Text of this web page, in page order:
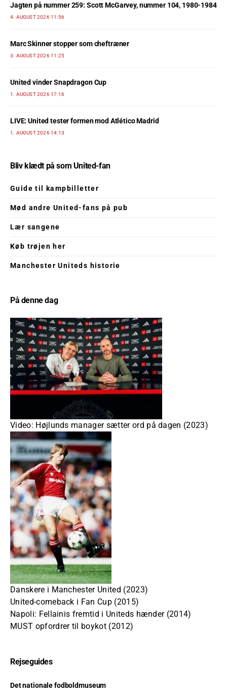
Jagten på nummer 259: Scott McGarvey, nummer 104, 1980-1984
4. AUGUST 2026 11:56
Marc Skinner stopper som cheftræner
3. AUGUST 2026 11:25
United vinder Snapdragon Cup
1. AUGUST 2026 17:16
LIVE: United tester formen mod Atlético Madrid
1. AUGUST 2026 14:13
Bliv klædt på som United-fan
Guide til kampbilletter
Mød andre United-fans på pub
Lær sangene
Køb trøjen her
Manchester Uniteds historie
På denne dag
Video: Højlunds manager sætter ord på dagen (2023)
Danskere i Manchester United (2023)
United-comeback i Fan Cup (2015)
Napoli: Fellainis fremtid i Uniteds hænder (2014)
MUST opfordrer til boykot (2012)
Rejseguides
Det nationale fodboldmuseum